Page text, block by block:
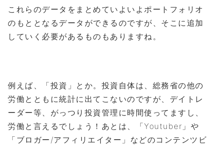
これらのデータをまとめていよいよポートフォリオ
のもととなるデータができるのですが、そこに追加
していく必要があるものもありますね。
例えば、「投資」とか。投資自体は、総務省の他の
労働とともに統計に出てこないのですが、デイトレ
ーダー等、がっつり投資管理に時間使ってますし、
労働と言えるでしょう！あとは、「Youtuber」や
「ブロガー/アフィリエイター」などのコンテンツビ